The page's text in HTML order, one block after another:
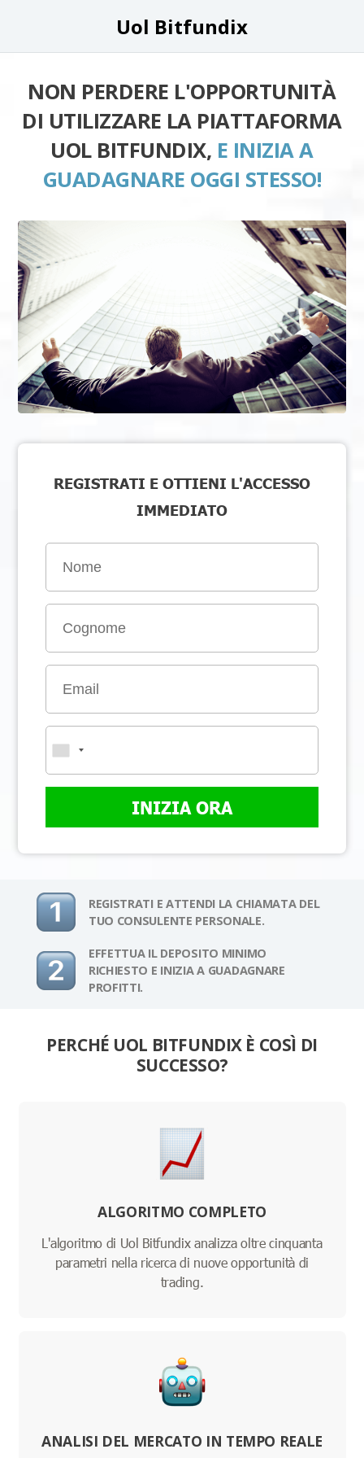
Uol Bitfundix
NON PERDERE L'OPPORTUNITÀ
DI UTILIZZARE LA PIATTAFORMA
UOL BITFUNDIX, E INIZIA A
GUADAGNARE OGGI STESSO!
REGISTRATI E OTTIENI L'ACCESSO
IMMEDIATO
INIZIA ORA
REGISTRATI E ATTENDI LA CHIAMATA DEL
TUO CONSULENTE PERSONALE.
EFFETTUA IL DEPOSITO MINIMO
RICHIESTO E INIZIA A GUADAGNARE
PROFITTI.
PERCHÉ UOL BITFUNDIX È COSÌ DI
SUCCESSO?
ALGORITMO COMPLETO
L'algoritmo di Uol Bitfundix analizza oltre cinquanta
parametri nella ricerca di nuove opportunità di
trading.
ANALISI DEL MERCATO IN TEMPO REALE